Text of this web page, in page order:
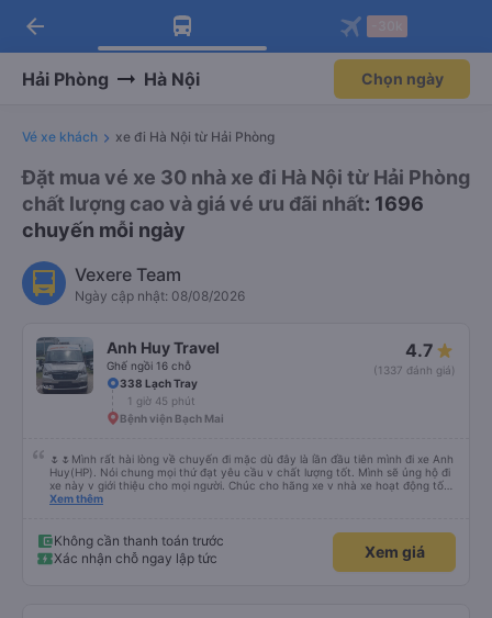
Tải app Vexere ngay!
Nhận ưu đãi thành viên độc
Mở app
Tải app Vexere
-30k/ghế khi đặt vé máy bay qua
Mở app
arrow_back
Hải Phòng Hà Nội Chọn ngày
Vé xe khách xe đi Hà Nội từ Hải Phòng
Đặt mua vé xe 30 nhà xe đi Hà Nội từ Hải Phòng
chất lượng cao và giá vé ưu đãi nhất: 1696
chuyến mỗi ngày
Vexere Team
Ngày cập nhật: 08/08/2026
Anh Huy Travel
Ghế ngồi 16 chỗ
4.7
(1337 đánh giá)
338 Lạch Tray
1 giờ 45 phút
Bệnh viện Bạch Mai
🌷🌷Mình rất hài lòng về chuyến đi mặc dù đây là lần đầu tiên mình đi xe Anh
Huy(HP). Nói chung mọi thứ đạt yêu cầu v chất lượng tốt. Mình sẽ ủng hộ đi
xe này v giới thiệu cho mọi người. Chúc cho hãng xe v nhà xe hoạt động tốt
và phát triển hơn nữa. Mọi người ủng hộ đi nhiều cho hãng xe Anh Huy và
Xem thêm
Không cần thanh toán trước
Xác nhận chỗ ngay lập tức
Xem giá